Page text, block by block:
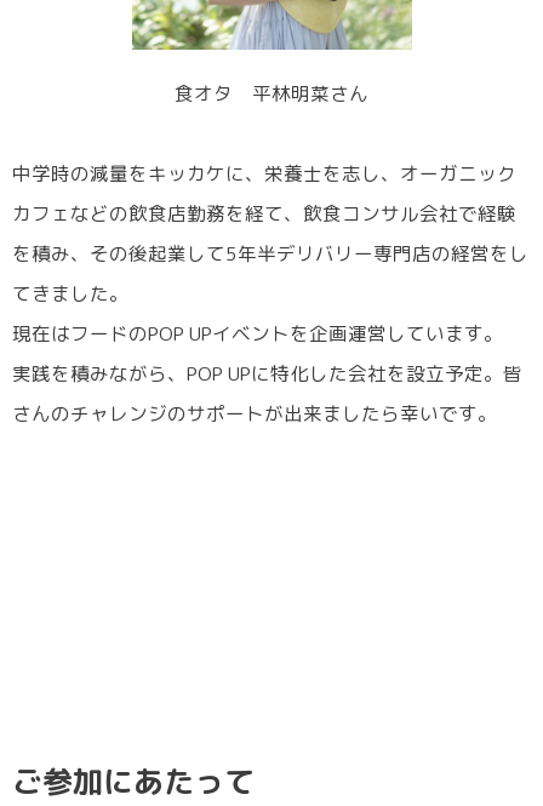
食オタ 平林明菜さん
中学時の減量をキッカケに、栄養士を志し、オーガニック
カフェなどの飲食店勤務を経て、飲食コンサル会社で経験
を積み、その後起業して5年半デリバリー専門店の経営をし
てきました。
現在はフードのPOP UPイベントを企画運営しています。
実践を積みながら、POP UPに特化した会社を設立予定。皆
さんのチャレンジのサポートが出来ましたら幸いです。
ご参加にあたって